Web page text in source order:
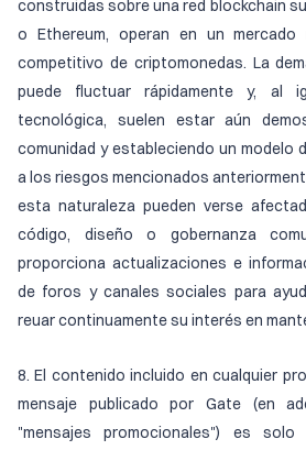
construidas sobre una red blockchain
o Ethereum, operan en un mercado
competitivo de criptomonedas. La
puede fluctuar rápidamente y, al
tecnológica, suelen estar aún
comunidad y estableciendo un modelo
a los riesgos mencionados
esta naturaleza pueden verse
código, diseño o gobernanza
proporciona actualizaciones e
de foros y canales sociales para
reuar continuamente su interés en
8. El contenido incluido en cualquier
mensaje publicado por Gate (en
"mensajes promocionales") es